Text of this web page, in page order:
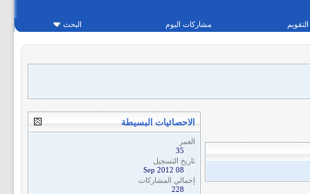
التقويم مشاركات اليوم البحث
الاحصائيات البسيطة
العمر
35
تاريخ التسجيل
08 Sep 2012
إجمالي المشاركات
228